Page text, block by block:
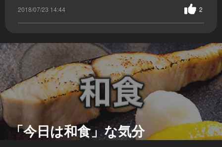
2018/07/23 14:44 2
「今日は和食」な気分